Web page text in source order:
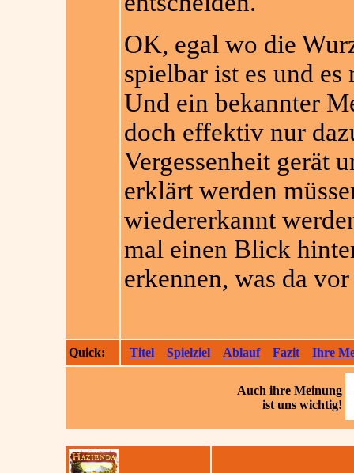
OK, egal wo die
spielbar ist es und es
Und ein bekannter
doch effektiv nur
Vergessenheit gerät
erklärt werden
wiedererkannt
mal einen Blick
erkennen, was da
Quick: Titel Spielziel Ablauf Fazit Ihre
Auch ihre Meinung
ist uns wichtig!